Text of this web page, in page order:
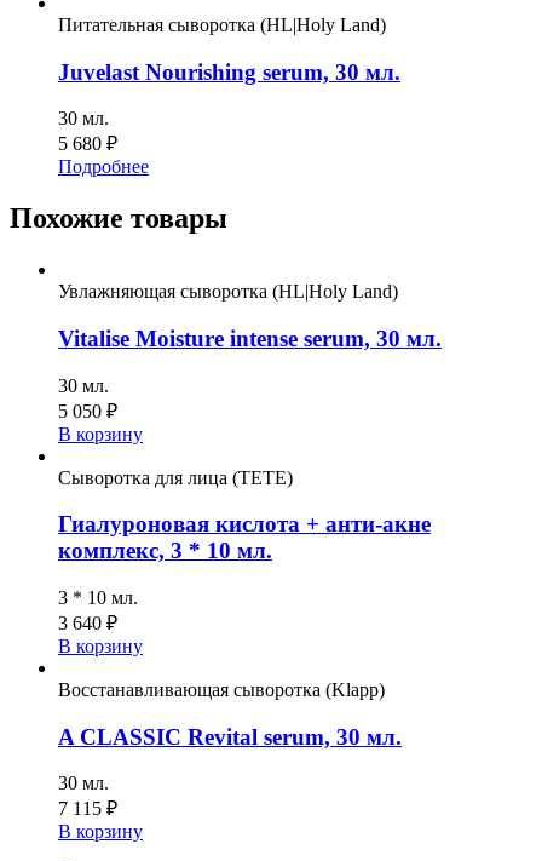
Питательная сыворотка (HL|Holy Land)
Juvelast Nourishing serum, 30 мл.
30 мл.
5 680 ₽
Подробнее
Похожие товары
Увлажняющая сыворотка (HL|Holy Land)
Vitalise Moisture intense serum, 30 мл.
30 мл.
5 050 ₽
В корзину
Сыворотка для лица (TETE)
Гиалуроновая кислота + анти-акне
комплекс, 3 * 10 мл.
3 * 10 мл.
3 640 ₽
В корзину
Восстанавливающая сыворотка (Klapp)
A CLASSIC Revital serum, 30 мл.
30 мл.
7 115 ₽
В корзину